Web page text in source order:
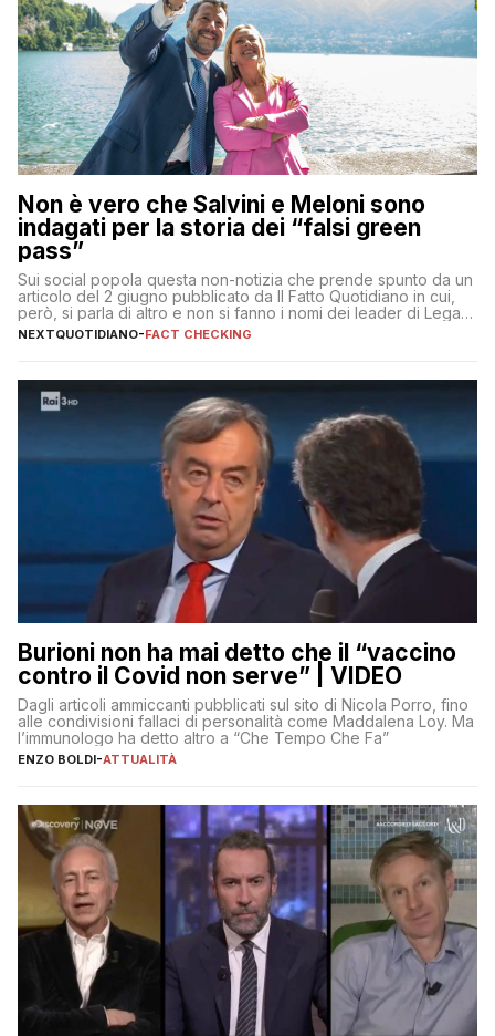
Non è vero che Salvini e Meloni sono
indagati per la storia dei “falsi green
pass”
Sui social popola questa non-notizia che prende spunto da un
articolo del 2 giugno pubblicato da Il Fatto Quotidiano in cui,
però, si parla di altro e non si fanno i nomi dei leader di Lega e
Fratelli d’Italia
NEXTQUOTIDIANO-FACT CHECKING
Burioni non ha mai detto che il “vaccino
contro il Covid non serve” | VIDEO
Dagli articoli ammiccanti pubblicati sul sito di Nicola Porro, fino
alle condivisioni fallaci di personalità come Maddalena Loy. Ma
l’immunologo ha detto altro a “Che Tempo Che Fa”
ENZO BOLDI-ATTUALITÀ